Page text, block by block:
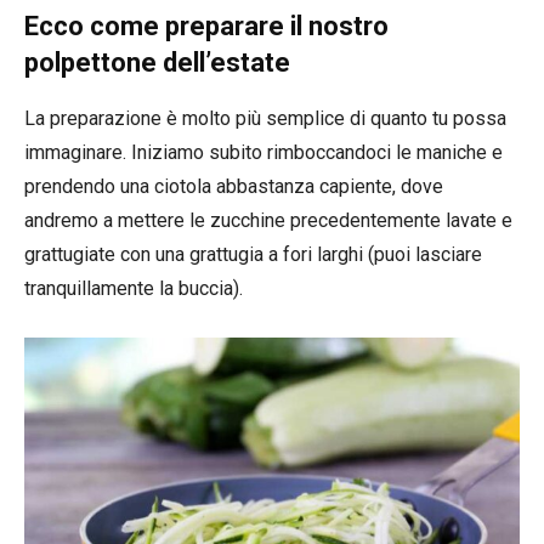
Ecco come preparare il nostro
polpettone dell’estate
La preparazione è molto più semplice di quanto tu possa
immaginare. Iniziamo subito rimboccandoci le maniche e
prendendo una ciotola abbastanza capiente, dove
andremo a mettere le zucchine precedentemente lavate e
grattugiate con una grattugia a fori larghi (puoi lasciare
tranquillamente la buccia).